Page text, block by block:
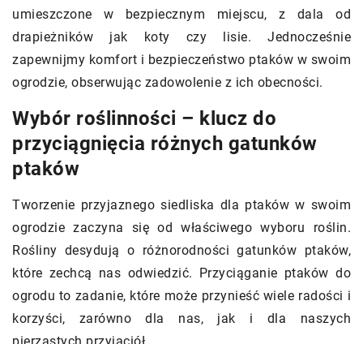
umieszczone w bezpiecznym miejscu, z dala od
drapieżników jak koty czy lisie. Jednocześnie
zapewnijmy komfort i bezpieczeństwo ptaków w swoim
ogrodzie, obserwując zadowolenie z ich obecności.
Wybór roślinności – klucz do
przyciągnięcia różnych gatunków
ptaków
Tworzenie przyjaznego siedliska dla ptaków w swoim
ogrodzie zaczyna się od właściwego wyboru roślin.
Rośliny desydują o różnorodności gatunków ptaków,
które zechcą nas odwiedzić. Przyciąganie ptaków do
ogrodu to zadanie, które może przynieść wiele radości i
korzyści, zarówno dla nas, jak i dla naszych